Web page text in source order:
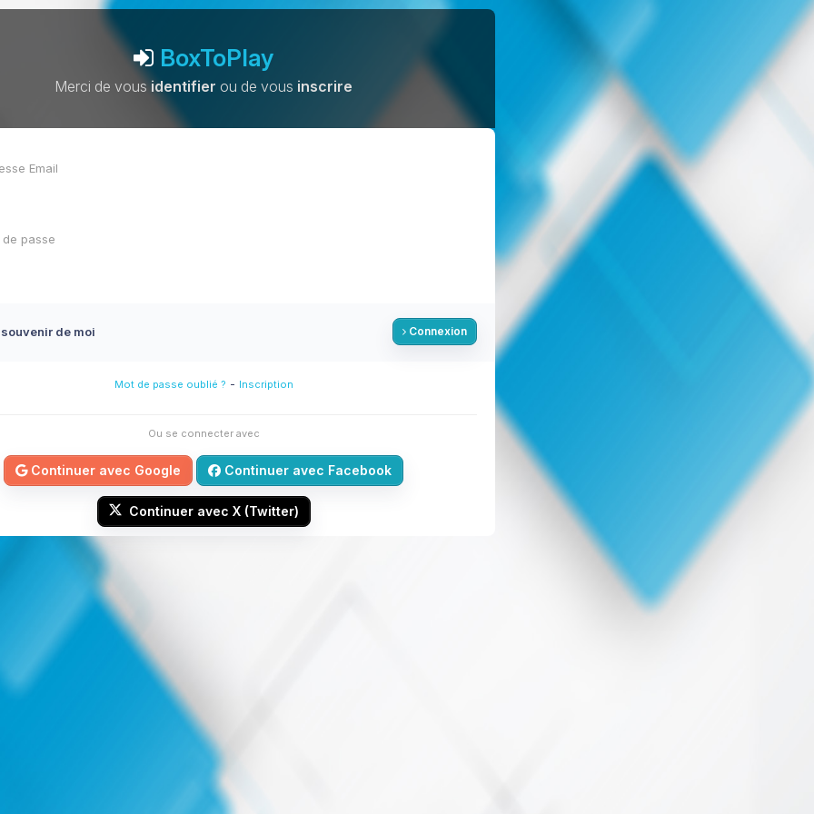
BoxToPlay
Merci de vousidentifier ou de vous inscrire
de moi Connexion
Mot de passe oublié ? - Inscription
Ou se connecter avec
Continuer avec Google Continuer avec Facebook
Continuer avec X (Twitter)